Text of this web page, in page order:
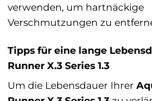
verwenden, um hartnäckige
Verschmutzungen zu
Tipps für eine lange
Runner X.3 Series 1.3
Um die Lebensdauer Ihrer